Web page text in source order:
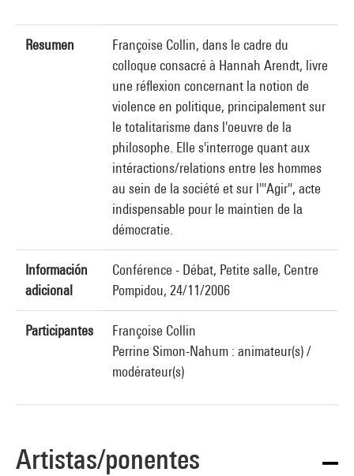
Resumen
Françoise Collin, dans le cadre du
colloque consacré à Hannah Arendt, livre
une réflexion concernant la notion de
violence en politique, principalement sur
le totalitarisme dans l'oeuvre de la
philosophe. Elle s'interroge quant aux
intéractions/relations entre les hommes
au sein de la société et sur l'"Agir", acte
indispensable pour le maintien de la
démocratie.
Información
adicional
Conférence - Débat, Petite salle, Centre
Pompidou, 24/11/2006
Participantes
Françoise Collin
Perrine Simon-Nahum : animateur(s) /
modérateur(s)
Artistas/ponentes